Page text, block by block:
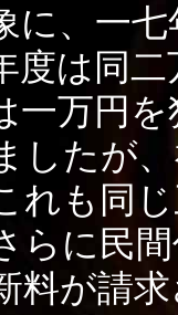
に、一
度は同
一万円
したが
れも同
らに民
料が請